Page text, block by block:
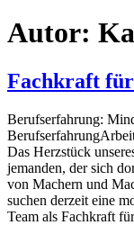
Autor:
Fachkraft
Berufserfahrung:
Das Herzstück
jemanden, der sich
von Machern und
suchen derzeit eine
Team als Fachkraft